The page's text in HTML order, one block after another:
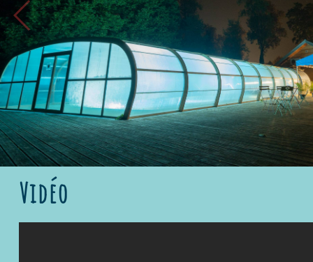
Only 237 kilometers from Paris and 140 km from Reims, the
couple or family. The lodgings are spread out in a leafy park of 3
Not to miss, close by, is the medieval town of Bar-sur-Aube
preserved vestiges of the past: charming little half-timbered
country, the Aube produces champagne, and the Riceys rosé,
discovering and sampling the best vintage
Vidéo